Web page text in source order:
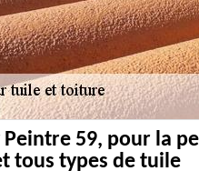
Peintre 59, pour la
tous types de tuile